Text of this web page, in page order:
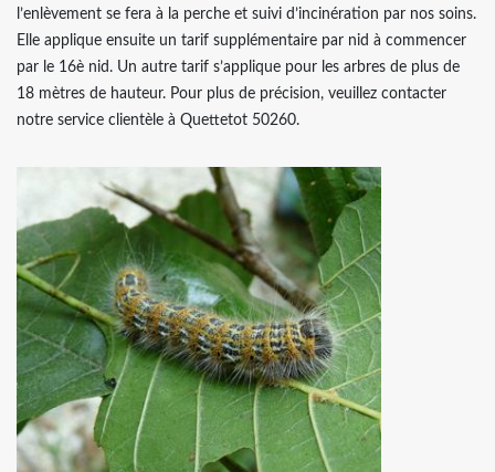
l’enlèvement se fera à la perche et suivi d’incinération par nos soins.
Elle applique ensuite un tarif supplémentaire par nid à commencer
par le 16è nid. Un autre tarif s’applique pour les arbres de plus de
18 mètres de hauteur. Pour plus de précision, veuillez contacter
notre service clientèle à Quettetot 50260.